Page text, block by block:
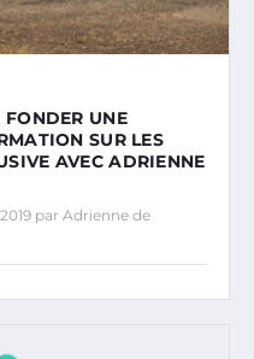
UNE
SUR LES
AVEC ADRIENNE
par Adrienne de